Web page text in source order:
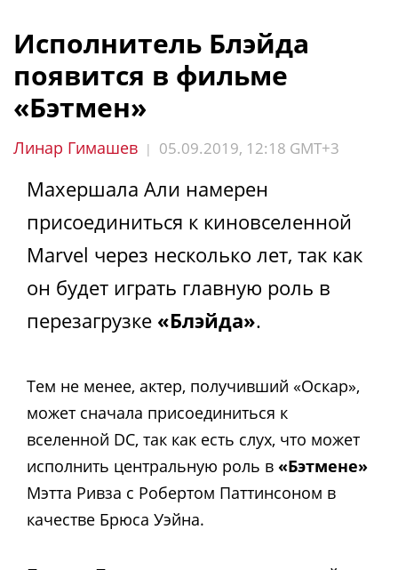
Исполнитель Блэйда
появится в фильме
«Бэтмен»
Линар Гимашев | 05.09.2019, 12:18 GMT+3
Махершала Али намерен
присоединиться к киновселенной
Marvel через несколько лет, так как
он будет играть главную роль в
перезагрузке «Блэйда».
Тем не менее, актер, получивший «Оскар»,
может сначала присоединиться к
вселенной DC, так как есть слух, что может
исполнить центральную роль в «Бэтмене»
Мэтта Ривза с Робертом Паттинсоном в
качестве Брюса Уэйна.